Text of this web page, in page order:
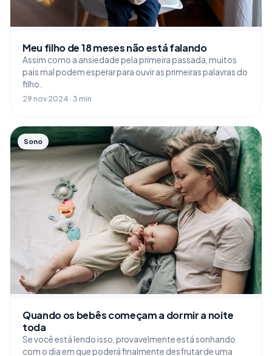
Meu filho de 18 meses não está falando
Assim como a ansiedade pela primeira passada, muitos
pais mal podem esperar para ouvir as primeiras palavras do
filho.
29 nov 2024 · 3 min
Sono
Quando os bebês começam a dormir a noite
toda
Se você está lendo isso, provavelmente está sonhando
com o dia em que poderá finalmente desfrutar de uma